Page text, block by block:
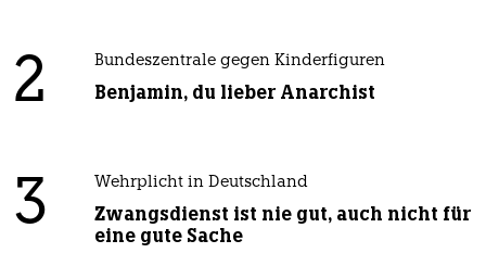
2 Bundeszentrale gegen Kinderfiguren
Benjamin, du lieber Anarchist
3 Wehrplicht in Deutschland
Zwangsdienst ist nie gut, auch nicht für
eine gute Sache